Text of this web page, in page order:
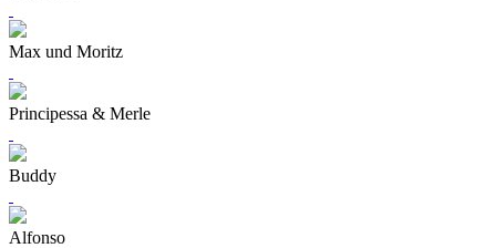
Max und Moritz
Principessa & Merle
Buddy
Alfonso